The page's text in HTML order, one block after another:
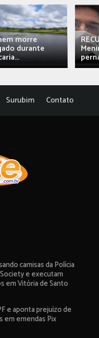
morre
durante
Surubim Contato
camisas da Polícia
e executam
em Vitória de Santo
e aponta prejuízo de
em emendas Pix